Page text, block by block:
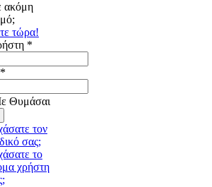
ακόμη
τώρα!
*
Θυμάσαι
τον
σας;
το
χρήστη